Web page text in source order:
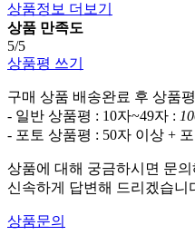
상품정보 더보기
상품 만족도
5/5
상품평 쓰기
구매 상품 배송완료 후 상품평
- 일반 상품평 : 10자~49자 :
- 포토 상품평 : 50자 이상 +
상품에 대해 궁금하시면 문
신속하게 답변해 드리겠습니
상품문의